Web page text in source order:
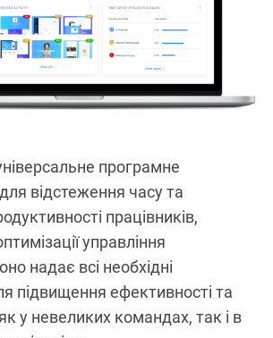
програмне
відстеження часу та
працівників,
управління
надає всі необхідні
підвищення ефективності та
як у невеликих командах, так і в